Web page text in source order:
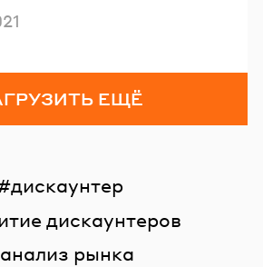
ЕЩЁ
дискаунтер
дискаунтеров
анализ рынка